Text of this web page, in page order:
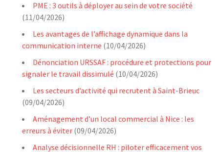
PME : 3 outils à déployer au sein de votre société
(11/04/2026)
Les avantages de l’affichage dynamique dans la
communication interne (10/04/2026)
Dénonciation URSSAF : procédure et protections pour
signaler le travail dissimulé (10/04/2026)
Les secteurs d’activité qui recrutent à Saint-Brieuc
(09/04/2026)
Aménagement d’un local commercial à Nice : les
erreurs à éviter (09/04/2026)
Analyse décisionnelle RH : piloter efficacement vos